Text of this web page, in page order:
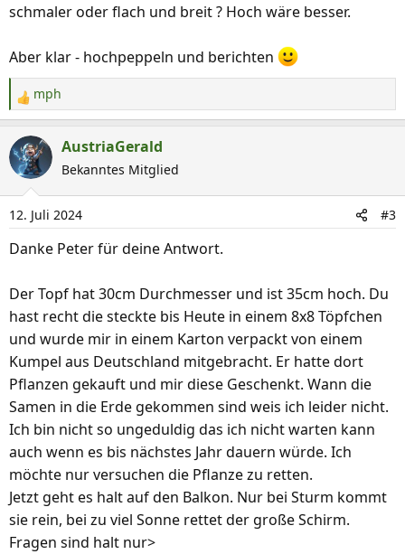
schmaler oder flach und breit ? Hoch wäre besser.
Aber klar - hochpeppeln und berichten
R
e
a
k
t
i
o
n
:
mph
AustriaGerald
Bekanntes Mitglied
12. Juli 2024 #3
Danke Peter für deine Antwort.
Der Topf hat 30cm Durchmesser und ist 35cm hoch. Du
hast recht die steckte bis Heute in einem 8x8 Töpfchen
und wurde mir in einem Karton verpackt von einem
Kumpel aus Deutschland mitgebracht. Er hatte dort
Pflanzen gekauft und mir diese Geschenkt. Wann die
Samen in die Erde gekommen sind weis ich leider nicht.
Ich bin nicht so ungeduldig das ich nicht warten kann
auch wenn es bis nächstes Jahr dauern würde. Ich
möchte nur versuchen die Pflanze zu retten.
Jetzt geht es halt auf den Balkon. Nur bei Sturm kommt
sie rein, bei zu viel Sonne rettet der große Schirm.
Fragen sind halt nur>